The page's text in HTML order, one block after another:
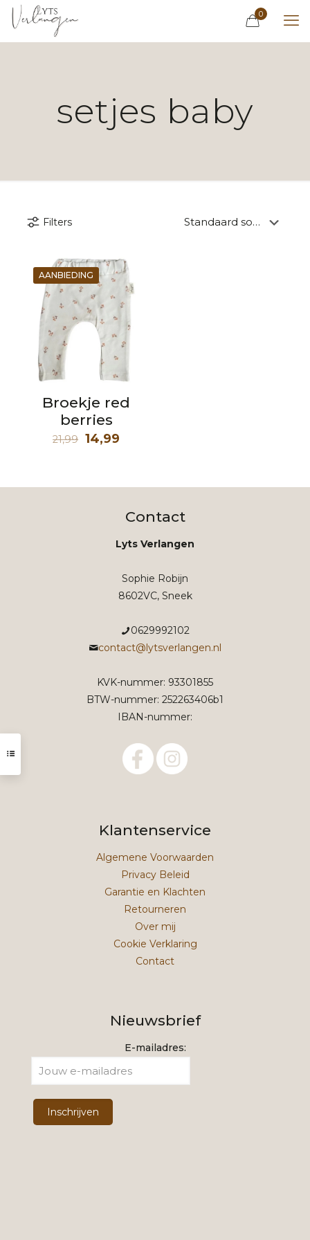
0
setjes baby
Filters
AANBIEDING
Broekje red
berries
21,99 Oorspronkelijke
21,99.
14,99
14,99.
Contact
Lyts Verlangen
Sophie Robijn
8602VC, Sneek
0629992102
contact@lytsverlangen.nl
KVK-nummer: 93301855
BTW-nummer: 252263406b1
IBAN-nummer:
Klantenservice
Algemene Voorwaarden
Privacy Beleid
Garantie en Klachten
Retourneren
Over mij
Cookie Verklaring
Contact
Nieuwsbrief
E-mailadres: